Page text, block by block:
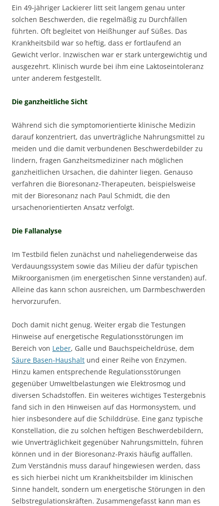
Ein 49-jähriger Lackierer litt seit langem genau unter
solchen Beschwerden, die regelmäßig zu Durchfällen
führten. Oft begleitet von Heißhunger auf Süßes. Das
Krankheitsbild war so heftig, dass er fortlaufend an
Gewicht verlor. Inzwischen war er stark untergewichtig und
ausgezehrt. Klinisch wurde bei ihm eine Laktoseintoleranz
unter anderem festgestellt.
Die ganzheitliche Sicht
Während sich die symptomorientierte klinische Medizin
darauf konzentriert, das unverträgliche Nahrungsmittel zu
meiden und die damit verbundenen Beschwerdebilder zu
lindern, fragen Ganzheitsmediziner nach möglichen
ganzheitlichen Ursachen, die dahinter liegen. Genauso
verfahren die Bioresonanz-Therapeuten, beispielsweise
mit der Bioresonanz nach Paul Schmidt, die den
ursachenorientierten Ansatz verfolgt.
Die Fallanalyse
Im Testbild fielen zunächst und naheliegenderweise das
Verdauungssystem sowie das Milieu der dafür typischen
Mikroorganismen (im energetischen Sinne verstanden) auf.
Alleine das kann schon ausreichen, um Darmbeschwerden
hervorzurufen.
Doch damit nicht genug. Weiter ergab die Testungen
Hinweise auf energetische Regulationsstörungen im
Bereich von Leber, Galle und Bauchspeicheldrüse, dem
Säure Basen-Haushalt und einer Reihe von Enzymen.
Hinzu kamen entsprechende Regulationsstörungen
gegenüber Umweltbelastungen wie Elektrosmog und
diversen Schadstoffen. Ein weiteres wichtiges Testergebnis
fand sich in den Hinweisen auf das Hormonsystem, und
hier insbesondere auf die Schilddrüse. Eine ganz typische
Konstellation, die zu solchen heftigen Beschwerdebildern,
wie Unverträglichkeit gegenüber Nahrungsmitteln, führen
können und in der Bioresonanz-Praxis häufig auffallen.
Zum Verständnis muss darauf hingewiesen werden, dass
es sich hierbei nicht um Krankheitsbilder im klinischen
Sinne handelt, sondern um energetische Störungen in den
Selbstregulationskräften. Zusammengefasst kann man es